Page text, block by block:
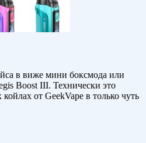
в виже мини боксмода или
Boost III. Технически это
от GeekVape в только чуть